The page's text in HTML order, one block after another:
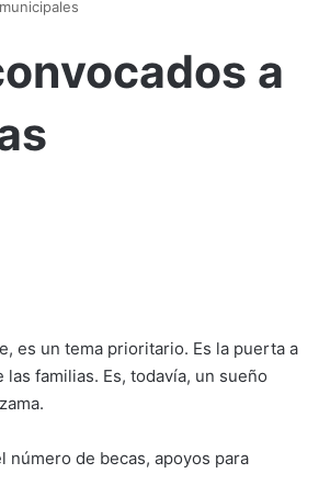
a
es un tema prioritario. Es la puerta a
familias. Es, todavía, un sueño
de becas, apoyos para